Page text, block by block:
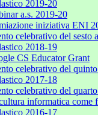
2019-20
a.s. 2019-20
iniziativa ENI
celebrativo del sesto
2018-19
CS Educator Grant
celebrativo del
2017-18
celebrativo del
informatica come
2016-17